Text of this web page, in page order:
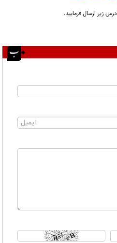
زیر ارسال فرمایید.